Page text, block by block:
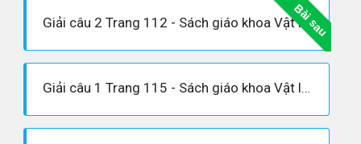
Bài sau
Giải câu 2 Trang 112 - Sách giáo khoa Vật lí 12
Giải câu 1 Trang 115 - Sách giáo khoa Vật lí 12